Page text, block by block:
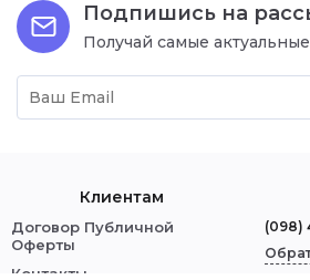
Подпишись на
Получай самые
Клиентам
Договор Публичной
Оферты
Контакты
(098)